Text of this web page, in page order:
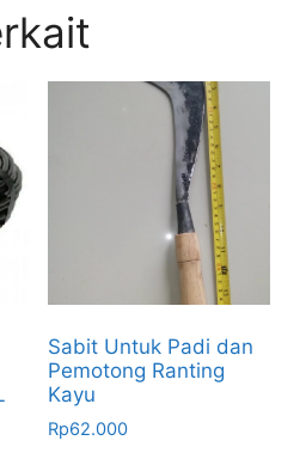
Sabit Untuk Padi dan
Pemotong Ranting
Kayu
Rp62.000